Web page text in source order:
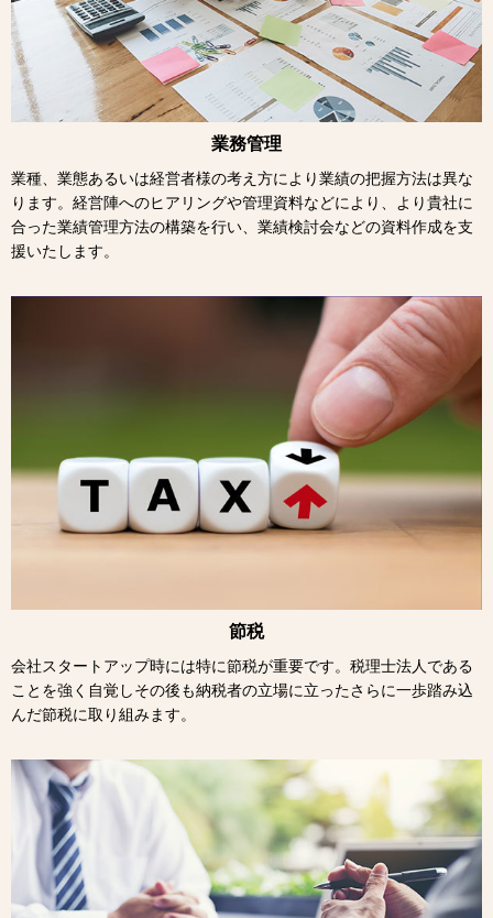
業務管理
業種、業態あるいは経営者様の考え方により業績の把握方法は異な
ります。経営陣へのヒアリングや管理資料などにより、より貴社に
合った業績管理方法の構築を行い、業績検討会などの資料作成を支
援いたします。
節税
会社スタートアップ時には特に節税が重要です。税理士法人である
ことを強く自覚しその後も納税者の立場に立ったさらに一歩踏み込
んだ節税に取り組みます。